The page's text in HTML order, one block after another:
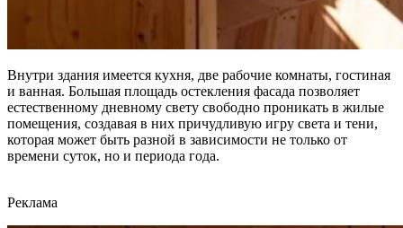
Внутри здания имеется кухня, две рабочие комнаты, гостиная
и ванная. Большая площадь остекления фасада позволяет
естественному дневному свету свободно проникать в жилые
помещения, создавая в них причудливую игру света и тени,
которая может быть разной в зависимости не только от
времени суток, но и периода года.
Реклама